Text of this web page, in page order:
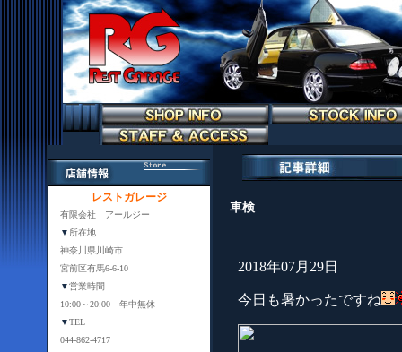
レストガレージ
有限会社 アールジー
▼ 所在地
神奈川県川崎市
宮前区有馬6-6-10
▼営業時間
10:00～20:00 年中無休
▼TEL
044-862-4717
車検
2018年07月29日
今日も暑かったですね